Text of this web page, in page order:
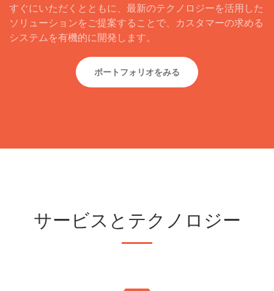
すぐにいただくとともに、最新のテクノロジーを活用した
ソリューションをご提案することで、カスタマーの求める
システムを有機的に開発します。
ポートフォリオをみる
サービスとテクノロジー